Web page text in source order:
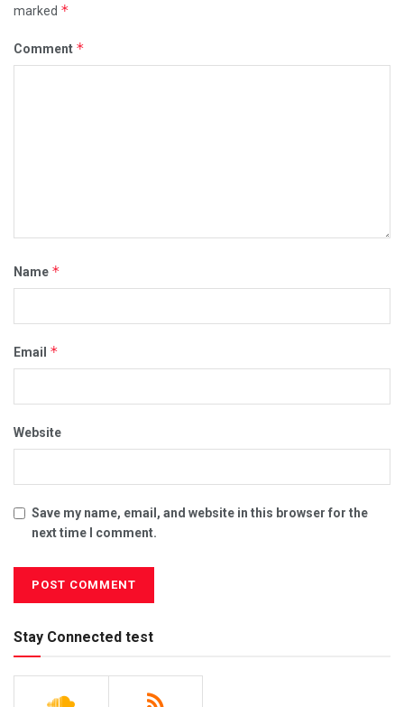
marked *
Comment *
Name *
Email *
Website
Save my name, email, and website in this browser for the
next time I comment.
Stay Connected test